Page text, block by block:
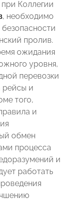
при Коллегии
, необходимо
пролив.
ожидания
уровня,
перевозки
рейсы и
того,
и
обмен
процесса
и
работать